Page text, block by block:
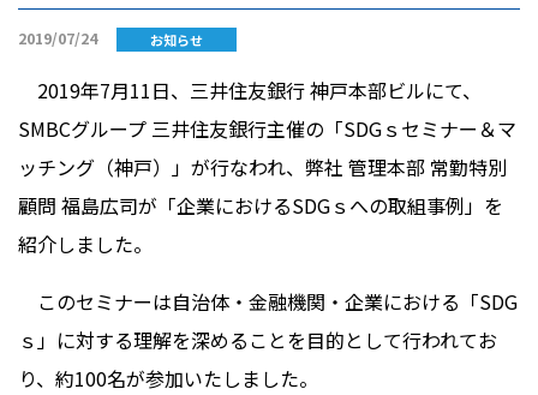
2019/07/24 お知らせ
2019年7月11日、三井住友銀行 神戸本部ビルにて、
SMBCグループ 三井住友銀行主催の「SDGｓセミナー＆マ
ッチング（神戸）」が行なわれ、弊社 管理本部 常勤特別
顧問 福島広司が「企業におけるSDGｓへの取組事例」を
紹介しました。
このセミナーは自治体・金融機関・企業における「SDG
ｓ」に対する理解を深めることを目的として行われてお
り、約100名が参加いたしました。